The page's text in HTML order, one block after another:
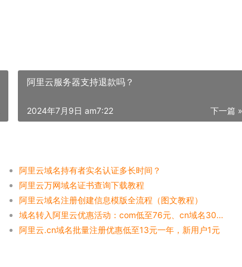
阿里云服务器支持退款吗？
下一篇 »
2024年7月9日 am7:22
阿里云域名持有者实名认证多长时间？
阿里云万网域名证书查询下载教程
阿里云域名注册创建信息模版全流程（图文教程）
域名转入阿里云优惠活动：com低至76元、cn域名30元、net域名90元
阿里云.cn域名批量注册优惠低至13元一年，新用户1元